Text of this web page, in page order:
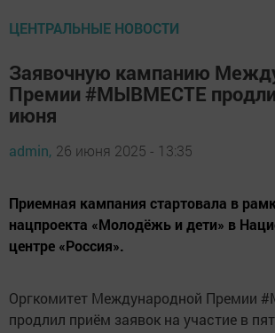
ЦЕНТРАЛЬНЫЕ НОВОСТИ
Заявочную кампанию
Премии #МЫВМЕСТЕ
июня
admin, 26 июня 2025 - 13:35
Приемная кампания стартовала в
нацпроекта «Молодёжь и дети» в
центре «Россия».
Оргкомитет Международной Премии
продлил приём заявок на участие в